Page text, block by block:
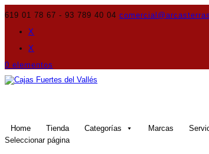
619 01 78 67 - 93 789 40 04
X
X
0 elementos
Home Tienda Categorías Marcas
Seleccionar página